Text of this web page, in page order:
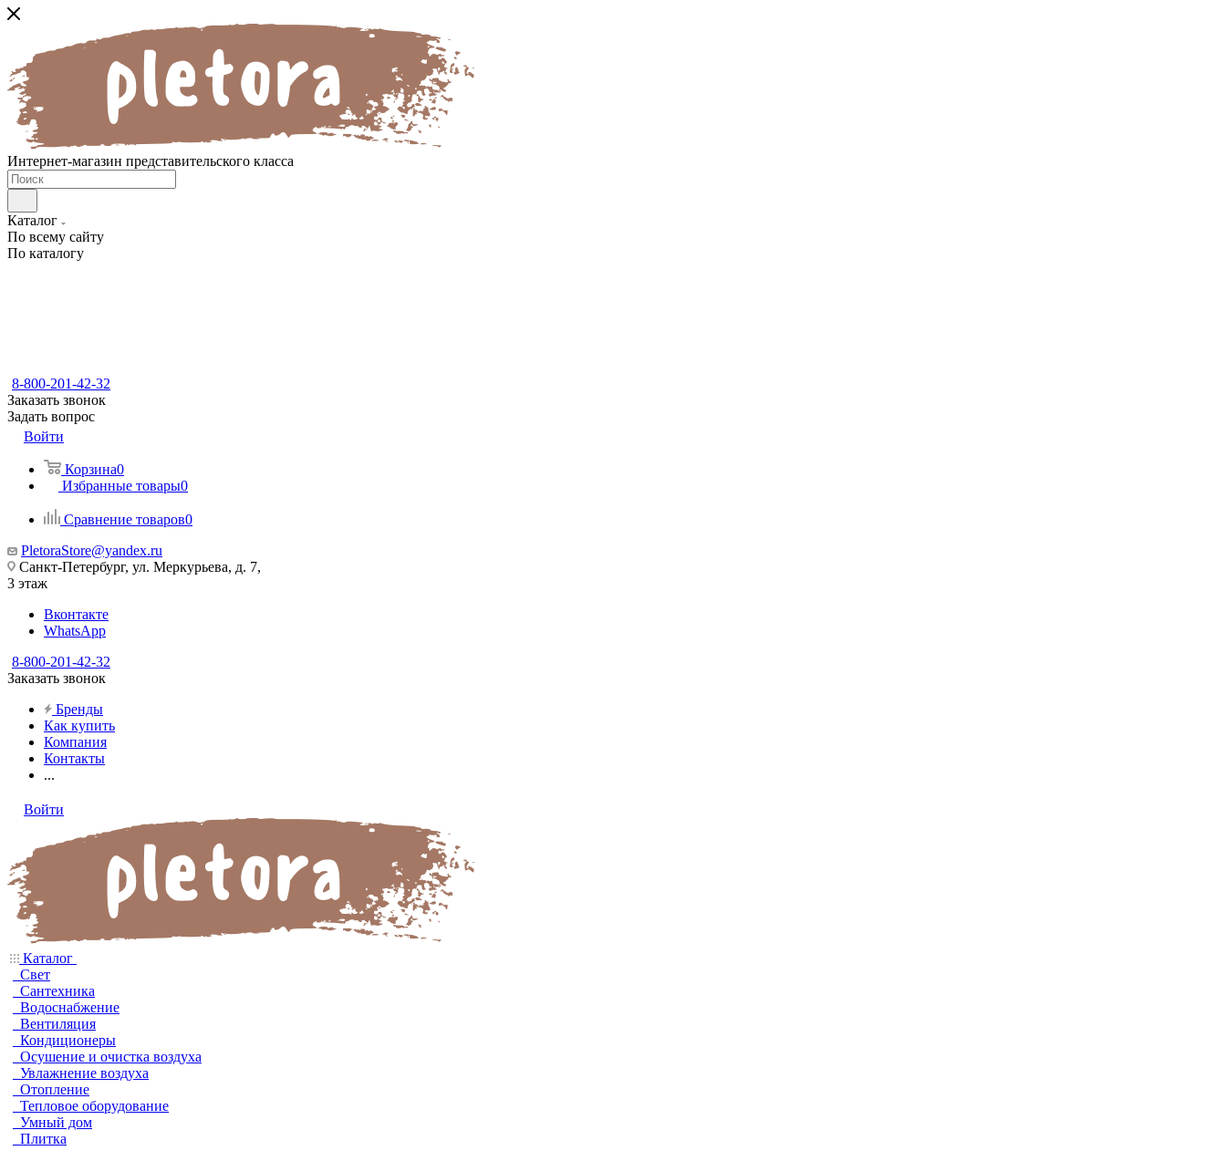
Интернет-магазин представительского класса
Каталог
По всему сайту
По каталогу
8-800-201-42-32
Заказать звонок
Задать вопрос
Войти
Корзина0
Избранные товары0
Сравнение товаров0
PletoraStore@yandex.ru
Санкт-Петербург, ул. Меркурьева, д. 7,
3 этаж
Вконтакте
WhatsApp
8-800-201-42-32
Заказать звонок
Бренды
Как купить
Компания
Контакты
...
Войти
Каталог
Свет
Сантехника
Водоснабжение
Вентиляция
Кондиционеры
Осушение и очистка воздуха
Увлажнение воздуха
Отопление
Тепловое оборудование
Умный дом
Плитка